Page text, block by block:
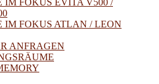
IM FOKUS EVITA V500 /
IM FOKUS ATLAN / LEON
ANFRAGEN